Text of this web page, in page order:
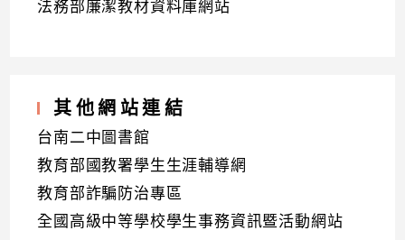
法務部廉潔教材資料庫網站
其他網站連結
台南二中圖書館
教育部國教署學生生涯輔導網
教育部詐騙防治專區
全國高級中等學校學生事務資訊暨活動網站